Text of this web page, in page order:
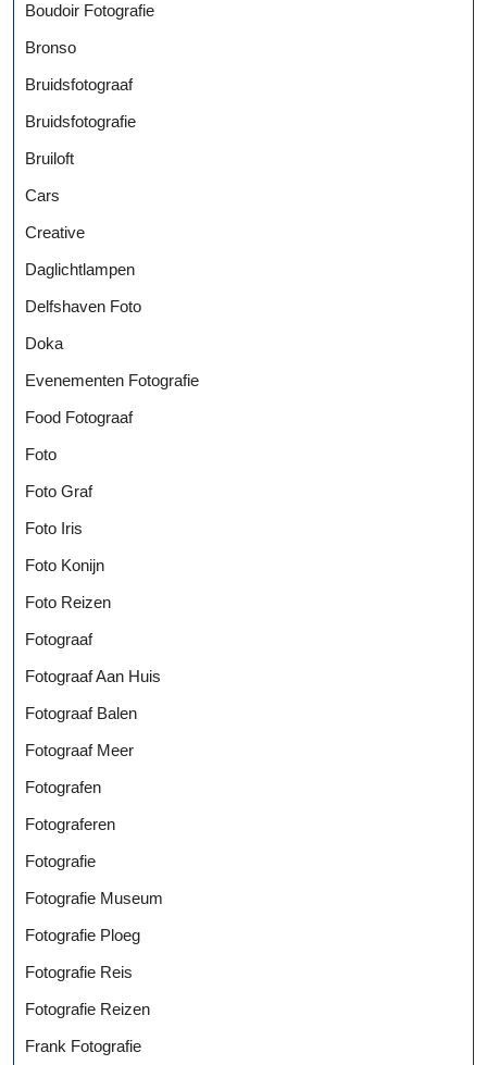
Boudoir Fotografie
Bronso
Bruidsfotograaf
Bruidsfotografie
Bruiloft
Cars
Creative
Daglichtlampen
Delfshaven Foto
Doka
Evenementen Fotografie
Food Fotograaf
Foto
Foto Graf
Foto Iris
Foto Konijn
Foto Reizen
Fotograaf
Fotograaf Aan Huis
Fotograaf Balen
Fotograaf Meer
Fotografen
Fotograferen
Fotografie
Fotografie Museum
Fotografie Ploeg
Fotografie Reis
Fotografie Reizen
Frank Fotografie